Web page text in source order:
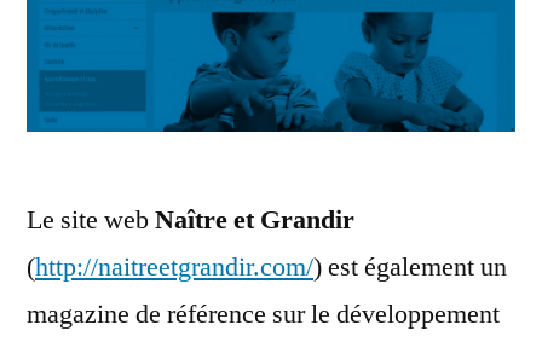
Le site webNaître et Grandir
(http://naitreetgrandir.com/) est également un
magazine de référence sur le développement